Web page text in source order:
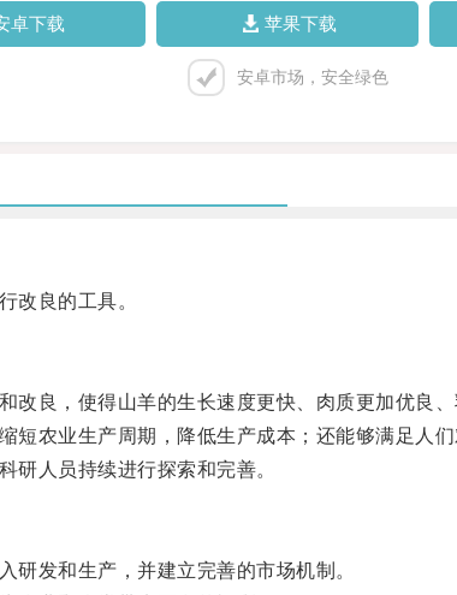
卓下载 苹果下载
安卓市场，安全绿色
良的工具。
良，使得山羊的生长速度更快、肉质更加优良、
农业生产周期，降低生产成本；还能够满足人们
人员持续进行探索和完善。
发和生产，并建立完善的市场机制。